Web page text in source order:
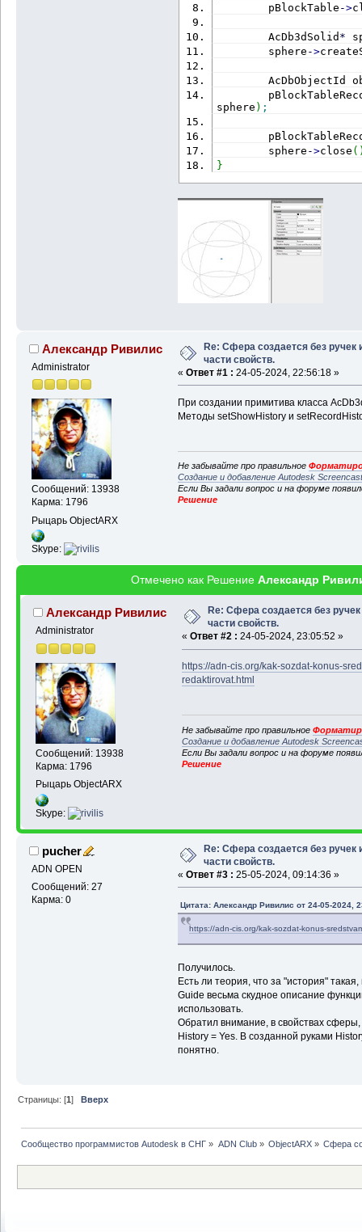
pBlockTable ->
AcDb3dSolid *
sphere ->
AcDbObjectId
sphere ) ;
sphere ->close (
}
Александр Ривилис
Administrator
Сообщений: 13938
Карма: 1796
Рыцарь ObjectARX
Skype:
Re: Cфера создается без ручек
части свойств.
« Ответ #1 : 24-05-2024, 22:56:18 »
При создании примитива класса
Методы setShowHistory и
Не забывайте про правильное
Создание и добавление Autodesk
Если Вы задали вопрос и на форуме
Решение
Отмечено как Решение Александр
Александр Ривилис
Administrator
Сообщений: 13938
Карма: 1796
Рыцарь ObjectARX
Skype:
Re: Cфера создается без ручек
части свойств.
« Ответ #2 : 24-05-2024, 23:05:52 »
https://adn-cis.org/kak-sozdat-konus-
redaktirovat.html
Не забывайте про правильное
Создание и добавление Autodesk
Если Вы задали вопрос и на форуме
Решение
pucher
ADN OPEN
Сообщений: 27
Карма: 0
Re: Cфера создается без ручек
части свойств.
« Ответ #3 : 25-05-2024, 09:14:36 »
Цитата: Александр Ривилис от 24-05-2024,
https://adn-cis.org/kak-sozdat-konus-
Получилось.
Есть ли теория, что за "история"
Guide весьма скудное описание
использовать.
Обратил внимание, в свойствах
History = Yes. В созданной руками
понятно.
Страницы: [1]Вверх
Сообщество программистов Autodesk в СНГ » ADN Club» ObjectARX» Cфера